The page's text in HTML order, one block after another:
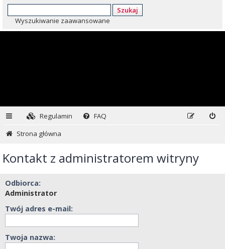
Szukaj
Wyszukiwanie zaawansowane
Regulamin
FAQ
Strona główna
Kontakt z administratorem witryny
Odbiorca:
Administrator
Twój adres e-mail:
Twoja nazwa: